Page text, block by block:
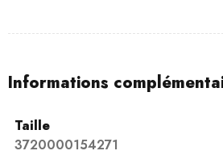
Informations
Taille
3720000154271